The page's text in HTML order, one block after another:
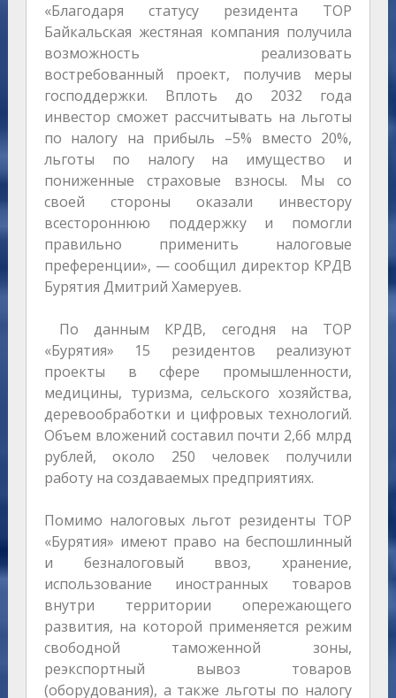
«Благодаря статусу резидента ТОР
Байкальская жестяная компания получила
возможность реализовать
востребованный проект, получив меры
господдержки. Вплоть до 2032 года
инвестор сможет рассчитывать на льготы
по налогу на прибыль –5% вместо 20%,
льготы по налогу на имущество и
пониженные страховые взносы. Мы со
своей стороны оказали инвестору
всестороннюю поддержку и помогли
правильно применить налоговые
преференции», — сообщил директор КРДВ
Бурятия Дмитрий Хамеруев.
По данным КРДВ, сегодня на ТОР
«Бурятия» 15 резидентов реализуют
проекты в сфере промышленности,
медицины, туризма, сельского хозяйства,
деревообработки и цифровых технологий.
Объем вложений составил почти 2,66 млрд
рублей, около 250 человек получили
работу на создаваемых предприятиях.
Помимо налоговых льгот резиденты ТОР
«Бурятия» имеют право на беспошлинный
и безналоговый ввоз, хранение,
использование иностранных товаров
внутри территории опережающего
развития, на которой применяется режим
свободной таможенной зоны,
реэкспортный вывоз товаров
(оборудования), а также льготы по налогу